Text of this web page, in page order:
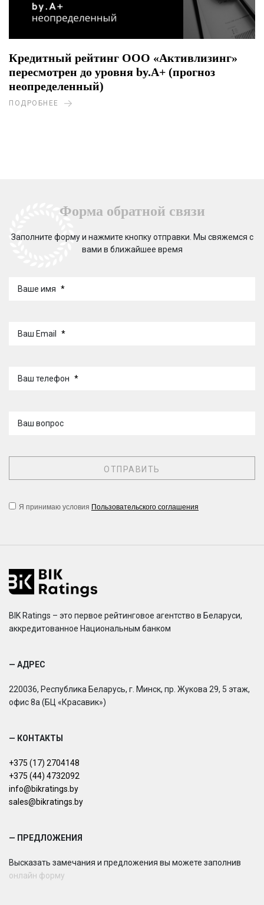
Кредитный рейтинг ООО «Активлизинг»
пересмотрен до уровня by.A+ (прогноз
неопределенный)
ПОДРОБНЕЕ
Форма обратной связи
Заполните форму и нажмите кнопку отправки. Мы свяжемся с
вами в ближайшее время
Ваше имя *
Ваш Email *
Ваш телефон *
Ваш вопрос
Я принимаю условия Пользовательского соглашения
BIK Ratings – это первое рейтинговое агентство в Беларуси,
аккредитованное Национальным банком
— АДРЕС
220036, Республика Беларусь, г. Минск, пр. Жукова 29, 5 этаж,
офис 8а (БЦ «Красавик»)
— КОНТАКТЫ
+375 (17) 2704148
+375 (44) 4732092
info@bikratings.by
sales@bikratings.by
— ПРЕДЛОЖЕНИЯ
Высказать замечания и предложения вы можете заполнив
онлайн форму